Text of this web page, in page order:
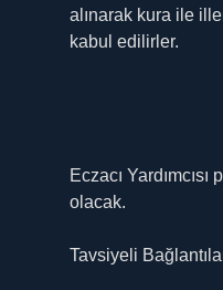
alınarak kura ile
kabul edilirler.
Eczacı
olacak.
Tavsiyeli